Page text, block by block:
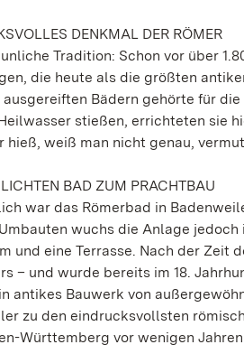
DENKMAL DER RÖMER
Tradition: Schon vor über
die heute als die größten
Bädern gehörte für
stießen, errichteten sie
hieß, weiß man nicht genau,
BAD ZUM PRACHTBAU
war das Römerbad in
wuchs die Anlage jedoch
und eine Terrasse. Nach der Zeit
– und wurde bereits im 18.
antikes Bauwerk von
zu den eindrucksvollsten
Württemberg vor wenigen